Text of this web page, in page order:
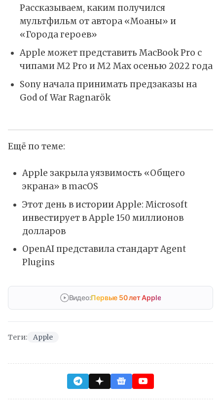
Рассказываем, каким получился
мультфильм от автора «Моаны» и
«Города героев»
Apple может представить MacBook Pro с
чипами M2 Pro и M2 Max осенью 2022 года
Sony начала принимать предзаказы на
God of War Ragnarök
Ещё по теме:
Apple закрыла уязвимость «Общего
экрана» в macOS
Этот день в истории Apple: Microsoft
инвестирует в Apple 150 миллионов
долларов
OpenAI представила стандарт Agent
Plugins
Видео:Первые 50 лет Apple
Теги: Apple